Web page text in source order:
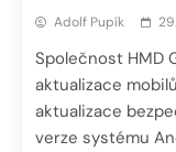
Adolf Pupík
Společnost HMD
aktualizace
aktualizace
verze systému